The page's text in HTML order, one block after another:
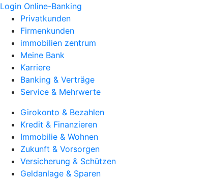
Login Online-Banking
Privatkunden
Firmenkunden
immobilien zentrum
Meine Bank
Karriere
Banking & Verträge
Service & Mehrwerte
Girokonto & Bezahlen
Kredit & Finanzieren
Immobilie & Wohnen
Zukunft & Vorsorgen
Versicherung & Schützen
Geldanlage & Sparen